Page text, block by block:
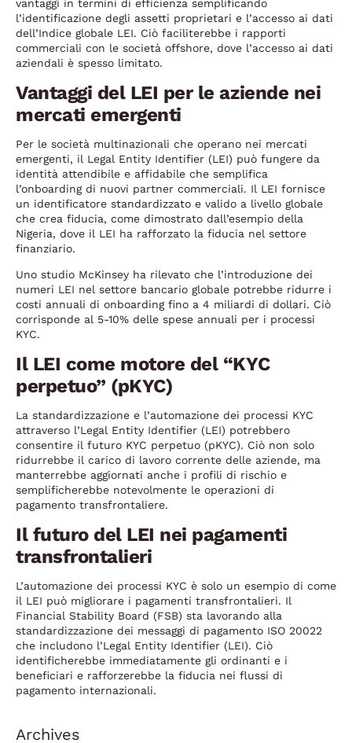
vantaggi in termini di efficienza semplificando
l’identificazione degli assetti proprietari e l’accesso ai dati
dell’Indice globale LEI. Ciò faciliterebbe i rapporti
commerciali con le società offshore, dove l’accesso ai dati
aziendali è spesso limitato.
Vantaggi del LEI per le aziende nei
mercati emergenti
Per le società multinazionali che operano nei mercati
emergenti, il Legal Entity Identifier (LEI) può fungere da
identità attendibile e affidabile che semplifica
l’onboarding di nuovi partner commerciali. Il LEI fornisce
un identificatore standardizzato e valido a livello globale
che crea fiducia, come dimostrato dall’esempio della
Nigeria, dove il LEI ha rafforzato la fiducia nel settore
finanziario.
Uno studio McKinsey ha rilevato che l’introduzione dei
numeri LEI nel settore bancario globale potrebbe ridurre i
costi annuali di onboarding fino a 4 miliardi di dollari. Ciò
corrisponde al 5-10% delle spese annuali per i processi
KYC.
Il LEI come motore del “KYC
perpetuo” (pKYC)
La standardizzazione e l’automazione dei processi KYC
attraverso l’Legal Entity Identifier (LEI) potrebbero
consentire il futuro KYC perpetuo (pKYC). Ciò non solo
ridurrebbe il carico di lavoro corrente delle aziende, ma
manterrebbe aggiornati anche i profili di rischio e
semplificherebbe notevolmente le operazioni di
pagamento transfrontaliere.
Il futuro del LEI nei pagamenti
transfrontalieri
L’automazione dei processi KYC è solo un esempio di come
il LEI può migliorare i pagamenti transfrontalieri. Il
Financial Stability Board (FSB) sta lavorando alla
standardizzazione dei messaggi di pagamento ISO 20022
che includono l’Legal Entity Identifier (LEI). Ciò
identificherebbe immediatamente gli ordinanti e i
beneficiari e rafforzerebbe la fiducia nei flussi di
pagamento internazionali.
Archives